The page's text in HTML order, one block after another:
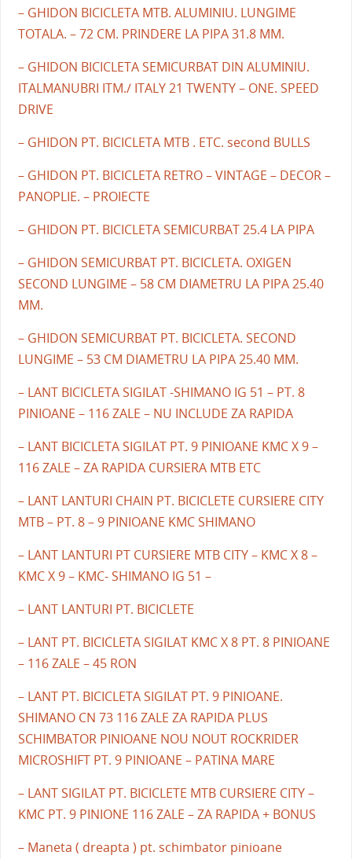
– GHIDON BICICLETA MTB. ALUMINIU. LUNGIME
TOTALA. – 72 CM. PRINDERE LA PIPA 31.8 MM.
– GHIDON BICICLETA SEMICURBAT DIN ALUMINIU.
ITALMANUBRI ITM./ ITALY 21 TWENTY – ONE. SPEED
DRIVE
– GHIDON PT. BICICLETA MTB . ETC. second BULLS
– GHIDON PT. BICICLETA RETRO – VINTAGE – DECOR –
PANOPLIE. – PROIECTE
– GHIDON PT. BICICLETA SEMICURBAT 25.4 LA PIPA
– GHIDON SEMICURBAT PT. BICICLETA. OXIGEN
SECOND LUNGIME – 58 CM DIAMETRU LA PIPA 25.40
MM.
– GHIDON SEMICURBAT PT. BICICLETA. SECOND
LUNGIME – 53 CM DIAMETRU LA PIPA 25.40 MM.
– LANT BICICLETA SIGILAT -SHIMANO IG 51 – PT. 8
PINIOANE – 116 ZALE – NU INCLUDE ZA RAPIDA
– LANT BICICLETA SIGILAT PT. 9 PINIOANE KMC X 9 –
116 ZALE – ZA RAPIDA CURSIERA MTB ETC
– LANT LANTURI CHAIN PT. BICICLETE CURSIERE CITY
MTB – PT. 8 – 9 PINIOANE KMC SHIMANO
– LANT LANTURI PT CURSIERE MTB CITY – KMC X 8 –
KMC X 9 – KMC- SHIMANO IG 51 –
– LANT LANTURI PT. BICICLETE
– LANT PT. BICICLETA SIGILAT KMC X 8 PT. 8 PINIOANE
– 116 ZALE – 45 RON
– LANT PT. BICICLETA SIGILAT PT. 9 PINIOANE.
SHIMANO CN 73 116 ZALE ZA RAPIDA PLUS
SCHIMBATOR PINIOANE NOU NOUT ROCKRIDER
MICROSHIFT PT. 9 PINIOANE – PATINA MARE
– LANT SIGILAT PT. BICICLETE MTB CURSIERE CITY –
KMC PT. 9 PINIONE 116 ZALE – ZA RAPIDA + BONUS
– Maneta ( dreapta ) pt. schimbator pinioane